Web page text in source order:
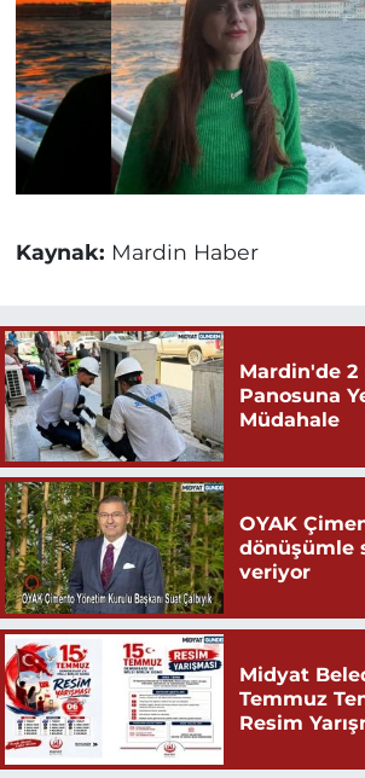
Kaynak: Mardin Haber
Mardin'de
Panosuna
Müdahale
OYAK
dönüşümle
veriyor
Midyat
Temmuz
Resim